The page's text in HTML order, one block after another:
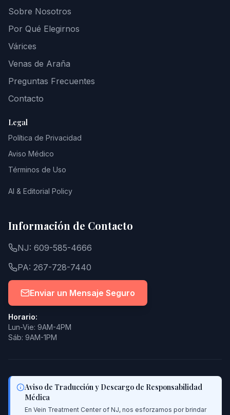
Sobre Nosotros
Por Qué Elegirnos
Várices
Venas de Araña
Preguntas Frecuentes
Contacto
Legal
Política de Privacidad
Aviso Médico
Términos de Uso
AI & Editorial Policy
Información de Contacto
NJ: 609-585-4666
PA: 267-728-7440
Enviar un Mensaje Seguro
Horario:
Lun-Vie: 9AM-4PM
Sáb: 9AM-1PM
Aviso de Traducción y Descargo de Responsabilidad
Médica
En Vein Treatment Center of NJ, nos esforzamos por brindar